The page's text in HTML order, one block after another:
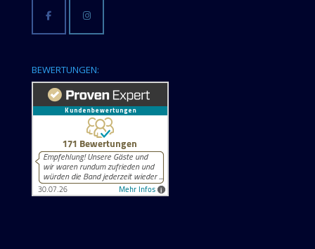
BEWERTUNGEN: